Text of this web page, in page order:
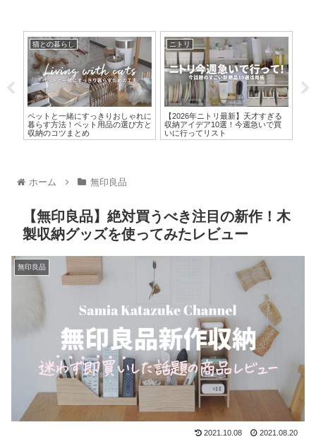
猫との暮らし
ペットと一緒にすっきりおしゃれに
暮らす方法！ペット用品の選び方と
収納のコツまとめ
ニトリ
【2026年ニトリ最新】天才すぎる
収納アイデア10選！今週急いで買
いに行ってリスト
ホーム 無印良品
【無印良品】絶対買うべき注目の新作！木
製収納グッズを使ってみたレビュー
無印良品
2021.10.08 2021.08.20